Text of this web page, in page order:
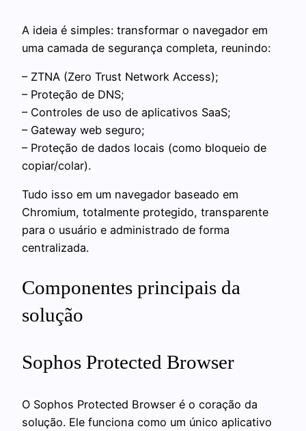
A ideia é simples: transformar o navegador em
uma camada de segurança completa, reunindo:
– ZTNA (Zero Trust Network Access);
– Proteção de DNS;
– Controles de uso de aplicativos SaaS;
– Gateway web seguro;
– Proteção de dados locais (como bloqueio de
copiar/colar).
Tudo isso em um navegador baseado em
Chromium, totalmente protegido, transparente
para o usuário e administrado de forma
centralizada.
Componentes principais da
solução
Sophos Protected Browser
O Sophos Protected Browser é o coração da
solução. Ele funciona como um único aplicativo